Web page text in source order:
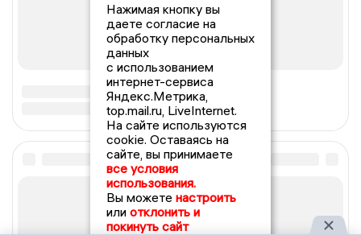
Нажимая кнопку вы
даете согласие на
обработку персональных
данных
с использованием
интернет-сервиса
Яндекс.Метрика,
top.mail.ru, LiveInternet.
На сайте используются
cookie. Оставаясь на
сайте, вы принимаете
все условия
использования.
Вы можете настроить
или отклонить и
покинуть сайт